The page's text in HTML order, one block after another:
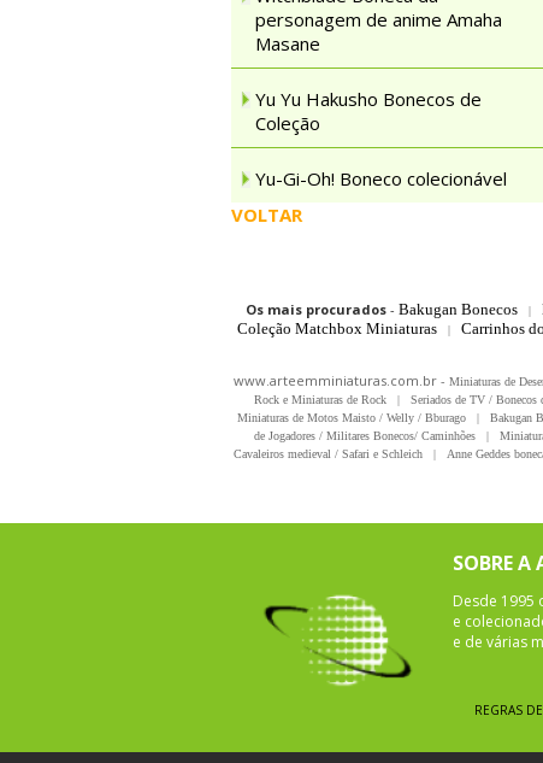
personagem de anime Amaha
Masane
Yu Yu Hakusho Bonecos de
Coleção
Yu-Gi-Oh! Boneco colecionável
VOLTAR
Os mais procurados- Bakugan Bonecos |
Coleção Matchbox Miniaturas
| Carrinhos
www.arteemminiaturas.com.br - Miniaturas de
Rock e Miniaturas de Rock
| Seriados de TV / Bonecos
Miniaturas de Motos Maisto / Welly / Bburago
| Bakugan
de Jogadores / Militares Bonecos/ Caminhões
|
Cavaleiros medieval / Safari e Schleich
| Anne Geddes
SOBRE A
Desde
e
e de várias
REGRAS